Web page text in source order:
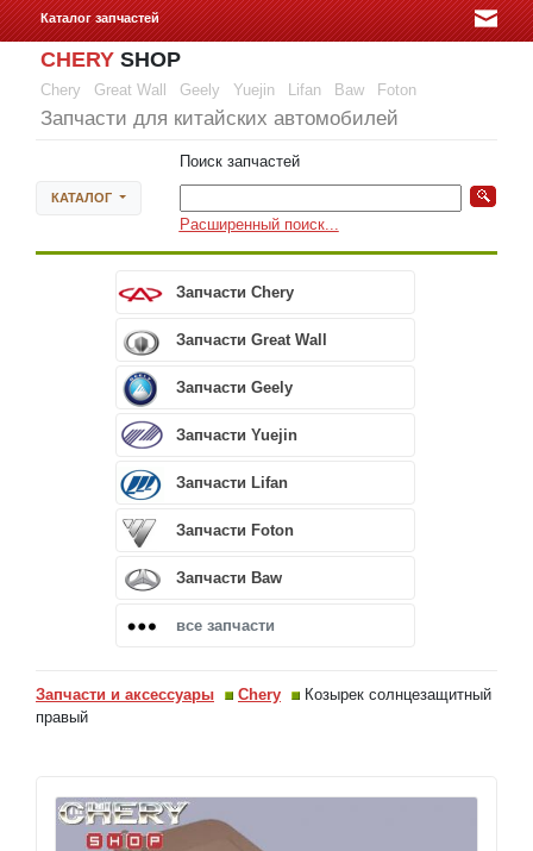
Каталог запчастей
CHERY SHOP
Chery Great Wall Geely Yuejin Lifan Baw Foton
Запчасти для китайских автомобилей
КАТАЛОГ
Поиск запчастей
Расширенный поиск...
Запчасти Chery
Запчасти Great Wall
Запчасти Geely
Запчасти Yuejin
Запчасти Lifan
Запчасти Foton
Запчасти Baw
все запчасти
Запчасти и аксессуары Chery
Козырек солнцезащитный
правый